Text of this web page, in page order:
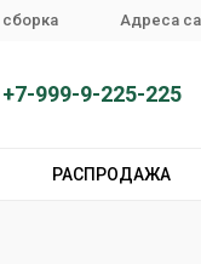
сборка Адреса
+7-999-9-225-225
РАСПРОДАЖА